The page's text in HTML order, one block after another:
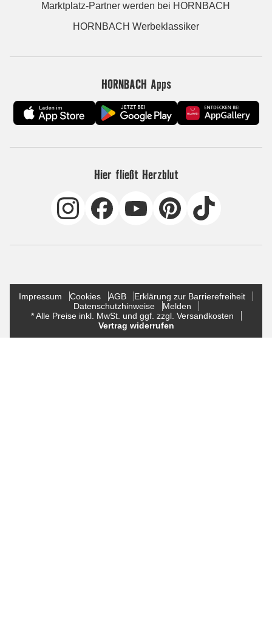
Marktplatz-Partner werden bei HORNBACH
HORNBACH Werbeklassiker
HORNBACH Apps
Hier fließt Herzblut
Impressum Cookies AGB
Erklärung zur Barrierefreiheit
Datenschutzhinweise
Melden
* Alle Preise inkl. MwSt. und ggf. zzgl. Versandkosten
Vertrag widerrufen